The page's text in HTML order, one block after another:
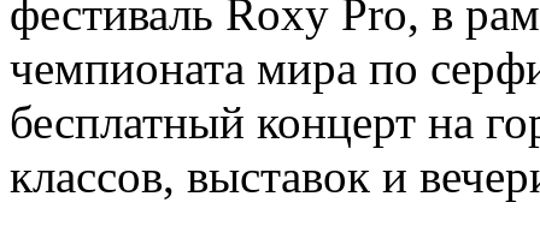
фестиваль Roxy Pro, в
чемпионата мира по
бесплатный концерт на
классов, выставок и